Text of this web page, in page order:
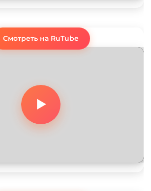
Смотреть на RuTube